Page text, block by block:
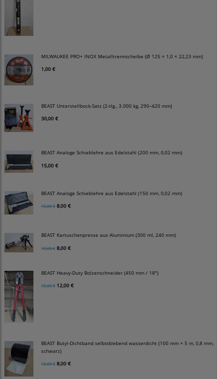
MILWAUKEE PRO+ INOX Metalltrennscheibe (Ø 125 × 1,0 × 22,23 mm)
1,00 €
BEAST Unterstellbock-Satz (2-tlg., 3.000 kg, 290–420 mm)
30,00 €
BEAST Analoge Schieblehre aus Edelstahl (200 mm, 0,02 mm)
15,00 €
BEAST Analoge Schieblehre aus Edelstahl (150 mm, 0,02 mm)
10,00 € 8,00 €
BEAST Kartuschenpresse aus Aluminium (300 ml, 240 mm)
10,00 € 8,00 €
BEAST Heavy-Duty Bolzenschneider (450 mm / 18")
15,00 € 12,00 €
BEAST Butyl-Dichtband selbstklebend wasserdicht (100 mm × 5 m, 0,8 mm,
schwarz)
10,00 € 8,00 €